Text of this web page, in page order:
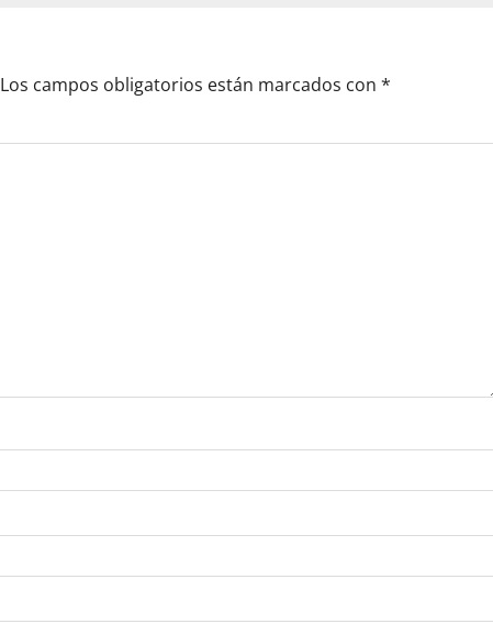
Los campos obligatorios están marcados con *